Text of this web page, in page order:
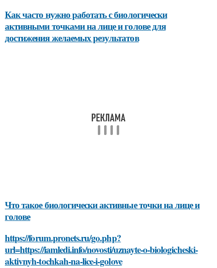
Как часто нужно работать с биологически
активными точками на лице и голове для
достижения желаемых результатов
Что такое биологически активные точки на лице и
голове
https://forum.pronets.ru/go.php?
url=https://iamledi.info/novosti/uznayte-o-biologicheski-
aktivnyh-tochkah-na-lice-i-golove